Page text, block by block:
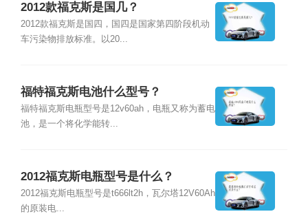
2012款福克斯是国几？
2012款福克斯是国四，国四是国家第四阶段机动
车污染物排放标准。以20...
福特福克斯电池什么型号？
福特福克斯电瓶型号是12v60ah，电瓶又称为蓄电
池，是一个将化学能转...
2012福克斯电瓶型号是什么？
2012福克斯电瓶型号是t666lt2h，瓦尔塔12V60Ah
的原装电...